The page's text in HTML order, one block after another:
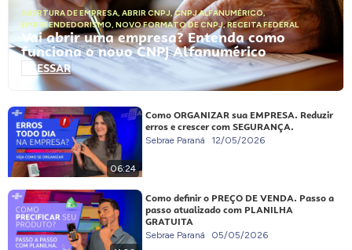
ABERTURA DE EMPRESA, ABRIR CNPJ,CNPJ ALFANUMÉRICO,
EMPREENDEDORISMO, NOVO FORMATO DE CNPJ,RECEITA FEDERAL
Vai abrir uma empresa? Entenda como
funciona o novo CNPJ Alfanumérico
ACESSAR
06:24
Como ORGANIZAR sua EMPRESA. Reduzir
erros e crescer com SEGURANÇA.
Sebrae Paraná 12/05/2026
Como definir o PREÇO DE VENDA. Passo a
passo atualizado com PLANILHA
GRATUITA
Sebrae Paraná 05/05/2026